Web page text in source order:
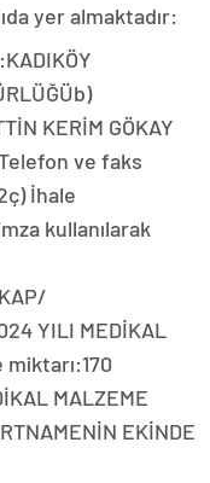
yer almaktadır:
KERİM GÖKAY
ve faks
İhale
kullanılarak
YILI MEDİKAL
MALZEME
EKİNDE